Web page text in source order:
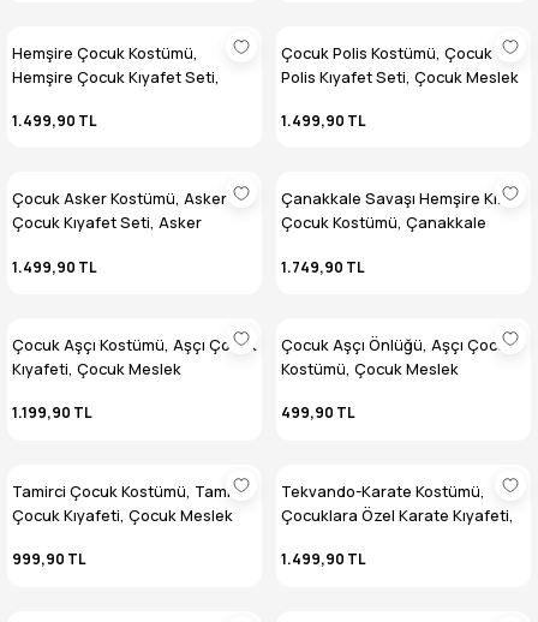
Hemşire Çocuk Kostümü,
Hemşire Çocuk Kıyafet Seti,
Kostümleri
1.499,90 TL
Çocuk Polis Kostümü, Çocuk
Polis Kıyafet Seti, Çocuk Meslek
1.499,90 TL
Çocuk Asker Kostümü, Asker
Çocuk Kıyafet Seti, Asker
1.499,90 TL
Çanakkale Savaşı Hemşire Kız
Çocuk Kostümü, Çanakkale
Kostümü
1.749,90 TL
Çocuk Aşçı Kostümü, Aşçı Çocuk
Kıyafeti, Çocuk Meslek
1.199,90 TL
Çocuk Aşçı Önlüğü, Aşçı Çocuk
Kostümü, Çocuk Meslek
499,90 TL
Tamirci Çocuk Kostümü, Tamirci
Çocuk Kıyafeti, Çocuk Meslek
999,90 TL
Tekvando-Karate Kostümü,
Çocuklara Özel Karate Kıyafeti,
1.499,90 TL